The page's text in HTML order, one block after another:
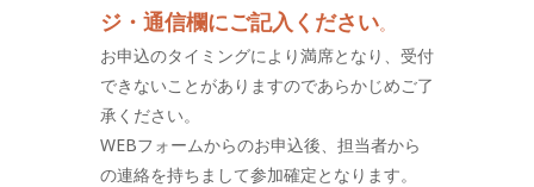
ジ・通信欄にご記入ください。
お申込のタイミングにより満席となり、受付
できないことがありますのであらかじめご了
承ください。
WEBフォームからのお申込後、担当者から
の連絡を持ちまして参加確定となります。